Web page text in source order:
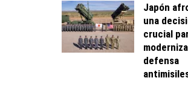
Japón
una
crucial
defensa